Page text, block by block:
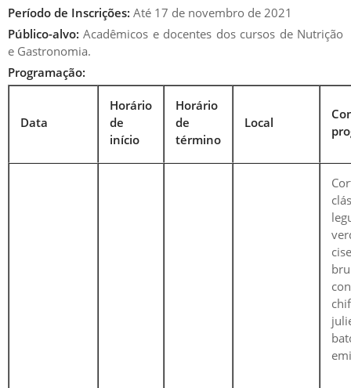
INÍCIO
17 NOV
19:00h
TÉRMINO
22:00h
Período de Inscrições: Até 17 de novembro de 2021
Público-alvo:Acadêmicos e docentes dos cursos de Nutrição
e Gastronomia.
Programação:
Data
Horário
de
início
Horário
de
término
Local